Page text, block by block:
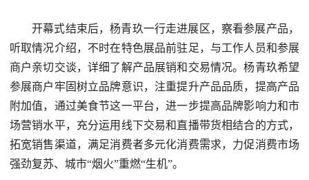
开幕式结束后，杨青玖一行走进展区，察看参展产品，
听取情况介绍，不时在特色展品前驻足，与工作人员和参展
商户亲切交谈，详细了解产品展销和交易情况。杨青玖希望
参展商户牢固树立品牌意识，注重提升产品品质，提高产品
附加值，通过美食节这一平台，进一步提高品牌影响力和市
场营销水平，充分运用线下交易和直播带货相结合的方式，
拓宽销售渠道，满足消费者多元化消费需求，力促消费市场
强劲复苏、城市“烟火”重燃“生机”。